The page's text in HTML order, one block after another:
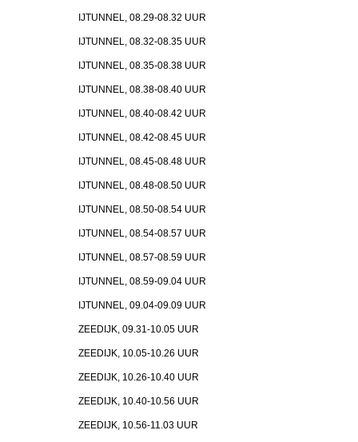
IJTUNNEL, 08.29-08.32 UUR
IJTUNNEL, 08.32-08.35 UUR
IJTUNNEL, 08.35-08.38 UUR
IJTUNNEL, 08.38-08.40 UUR
IJTUNNEL, 08.40-08.42 UUR
IJTUNNEL, 08.42-08.45 UUR
IJTUNNEL, 08.45-08.48 UUR
IJTUNNEL, 08.48-08.50 UUR
IJTUNNEL, 08.50-08.54 UUR
IJTUNNEL, 08.54-08.57 UUR
IJTUNNEL, 08.57-08.59 UUR
IJTUNNEL, 08.59-09.04 UUR
IJTUNNEL, 09.04-09.09 UUR
ZEEDIJK, 09.31-10.05 UUR
ZEEDIJK, 10.05-10.26 UUR
ZEEDIJK, 10.26-10.40 UUR
ZEEDIJK, 10.40-10.56 UUR
ZEEDIJK, 10.56-11.03 UUR